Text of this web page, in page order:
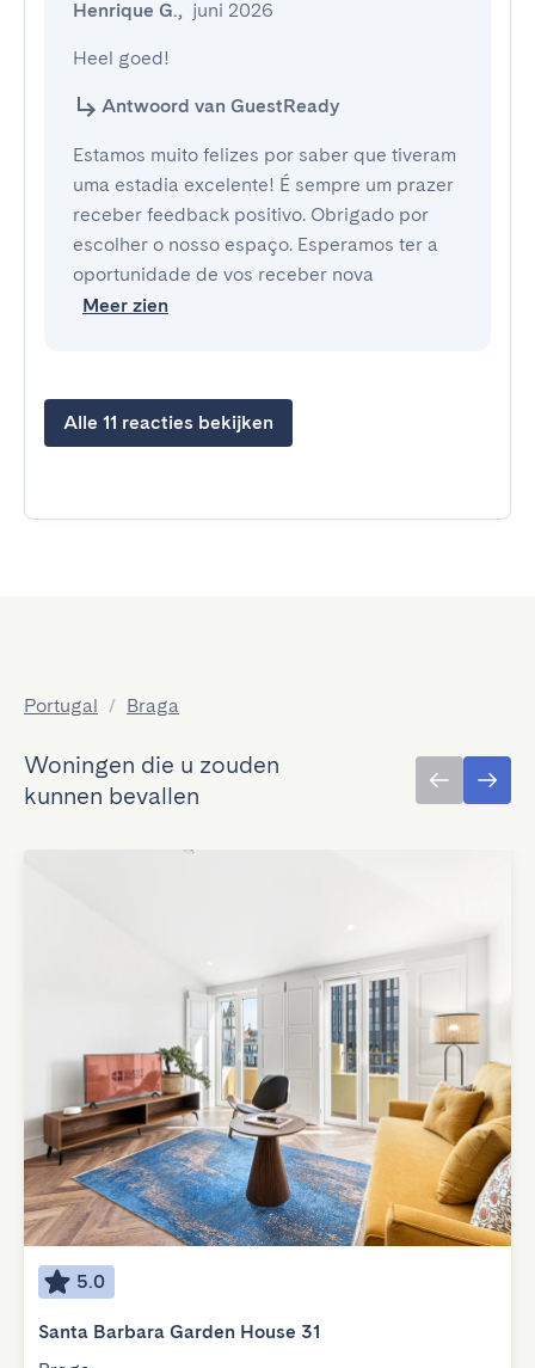
Henrique G., juni 2026
Heel goed!
Antwoord van GuestReady
Estamos muito felizes por saber que tiveram
uma estadia excelente! É sempre um prazer
receber feedback positivo. Obrigado por
escolher o nosso espaço. Esperamos ter a
oportunidade de vos receber nova
Meer zien
Alle 11 reacties bekijken
Portugal / Braga
Woningen die u zouden
kunnen bevallen
5.0
Santa Barbara Garden House 31